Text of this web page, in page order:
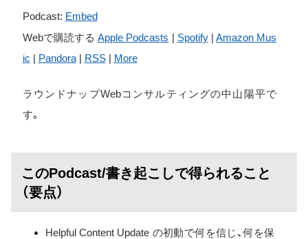
Podcast: Embed
Webで購読するApple Podcasts | Spotify| Amazon Mus
ic | Pandora| RSS| More
ラウンドナップWebコンサルティングの中山陽平で
す。
このPodcast/書き起こしで得られること
（要点）
Helpful Content Update の初動で何を信じ、何を保